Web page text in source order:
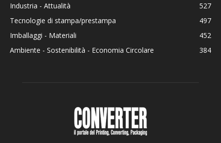
Industria - Attualità
527
Tecnologie di stampa/prestampa
497
Imballaggi - Materiali
452
Ambiente - Sostenibilità - Economia Circolare
384